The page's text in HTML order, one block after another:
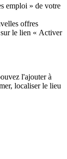
emploi » de votre
offres
le lien « Activer
l'ajouter à
localiser le lieu